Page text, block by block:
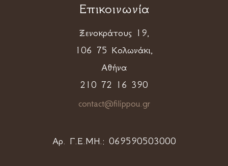
Επικοινωνία
Ξενοκράτους 19,
106 75 Κολωνάκι,
Αθήνα
210 72 16 390
contact@filippou.gr
Αρ. Γ.Ε.ΜΗ.: 069590503000